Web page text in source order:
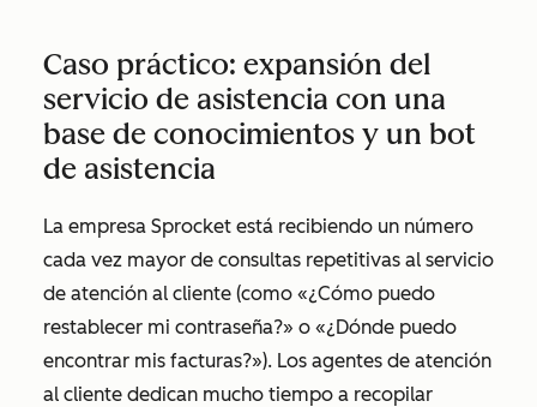
Caso práctico: expansión del
servicio de asistencia con una
base de conocimientos y un bot
de asistencia
La empresa Sprocket está recibiendo un número
cada vez mayor de consultas repetitivas al servicio
de atención al cliente (como «¿Cómo puedo
restablecer mi contraseña?» o «¿Dónde puedo
encontrar mis facturas?»). Los agentes de atención
al cliente dedican mucho tiempo a recopilar